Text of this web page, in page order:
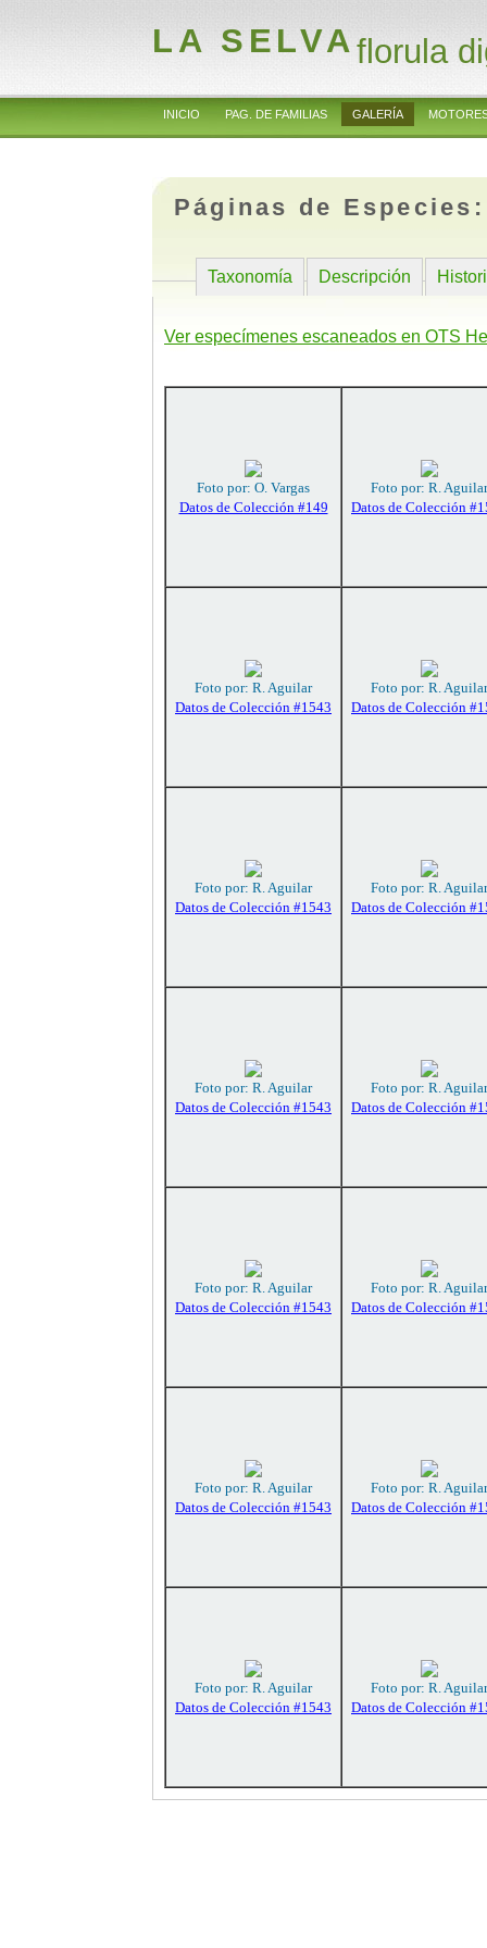
LA SELVAflorula
INICIO PAG. DE FAMILIAS GALERÍA
Páginas de
Taxonomía Descripción
Ver especímenes escaneados en OTS
Foto por: O. Vargas
Datos de Colección #149
Foto por: R. Aguilar
Datos de Colección
Foto por: R. Aguilar
Datos de Colección #1543
Foto por: R. Aguilar
Datos de Colección
Foto por: R. Aguilar
Datos de Colección #1543
Foto por: R. Aguilar
Datos de Colección
Foto por: R. Aguilar
Datos de Colección #1543
Foto por: R. Aguilar
Datos de Colección
Foto por: R. Aguilar
Datos de Colección #1543
Foto por: R. Aguilar
Datos de Colección
Foto por: R. Aguilar
Datos de Colección #1543
Foto por: R. Aguilar
Datos de Colección
Foto por: R. Aguilar
Datos de Colección #1543
Foto por: R. Aguilar
Datos de Colección